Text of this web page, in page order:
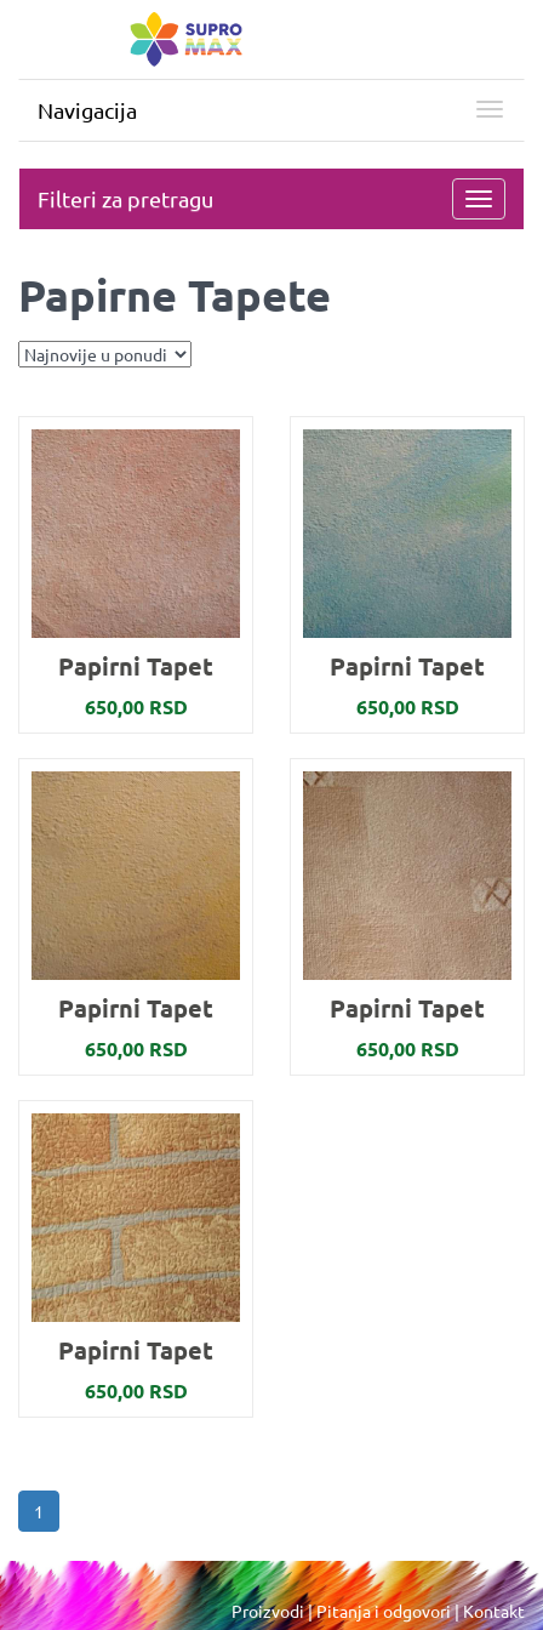
Navigacija
Toggle
Filteri za pretragu
Papirne Tapete
Papirni Tapet
650,00 RSD
Papirni Tapet
650,00 RSD
Papirni Tapet
650,00 RSD
Papirni Tapet
650,00 RSD
Papirni Tapet
650,00 RSD
1
Proizvodi|Pitanja i odgovori|Kontakt